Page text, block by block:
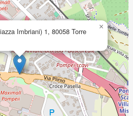
Imbriani) 1, 80058 Torre
×